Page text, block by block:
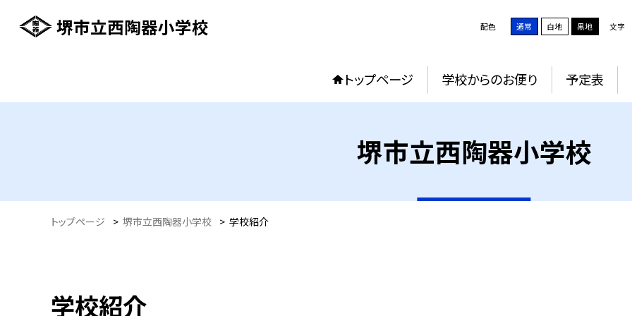
堺市立西陶器小学校 配色 通常 白地 黒地 文字
トップページ 学校からのお便り 予定表
堺市立西陶器小学校
トップページ > 堺市立西陶器小学校 > 学校紹介
学校紹介